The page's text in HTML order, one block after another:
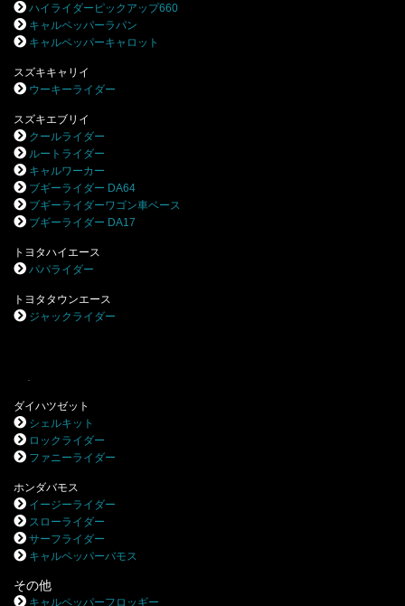
ハイライダーピックアップ660
キャルペッパーラパン
キャルペッパーキャロット
スズキキャリイ
ウーキーライダー
スズキエブリイ
クールライダー
ルートライダー
キャルワーカー
ブギーライダー DA64
ブギーライダーワゴン車ベース
ブギーライダー DA17
トヨタハイエース
パパライダー
トヨタタウンエース
ジャックライダー
ダイハツゼット
シェルキット
ロックライダー
ファニーライダー
ホンダバモス
イージーライダー
スローライダー
サーフライダー
キャルペッパーバモス
その他
キャルペッパーフロッギー